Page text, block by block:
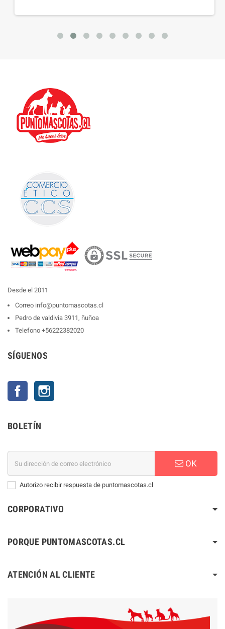
Desde el 2011
Correo info@puntomascotas.cl
Pedro de valdivia 3911, ñuñoa
Telefono +56222382020
SÍGUENOS
Facebook
BOLETÍN
OK
Autorizo recibir respuesta de puntomascotas.cl
CORPORATIVO
PORQUE PUNTOMASCOTAS.CL
ATENCIÓN AL CLIENTE